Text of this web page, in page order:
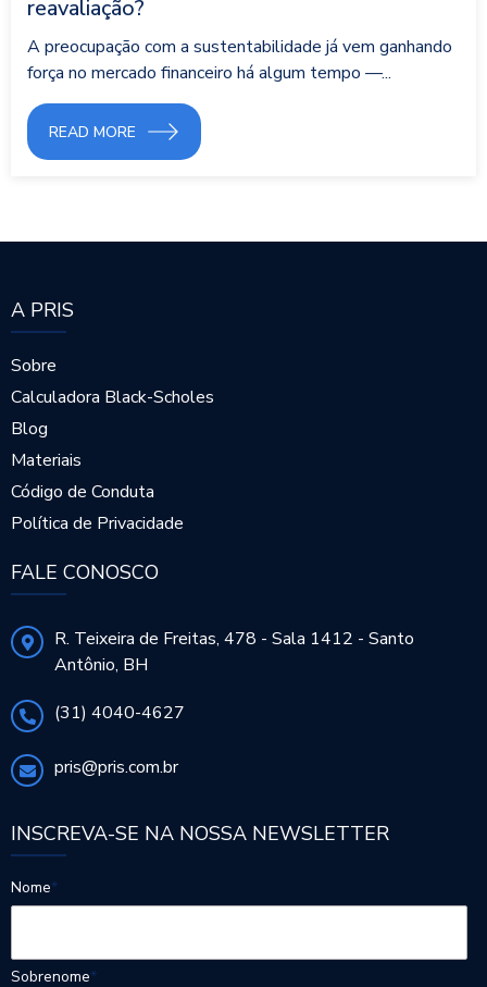
reavaliação?
A preocupação com a sustentabilidade já vem ganhando
força no mercado financeiro há algum tempo —...
READ MORE
A PRIS
Sobre
Calculadora Black-Scholes
Blog
Materiais
Código de Conduta
Política de Privacidade
FALE CONOSCO
R. Teixeira de Freitas, 478 - Sala 1412 - Santo
Antônio, BH
(31) 4040-4627
pris@pris.com.br
INSCREVA-SE NA NOSSA NEWSLETTER
Nome*
Sobrenome*